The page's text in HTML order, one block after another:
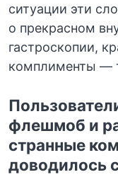
ситуации эти
о прекрасном
гастроскопии,
комплименты —
флешмоб и
странные
доводилось